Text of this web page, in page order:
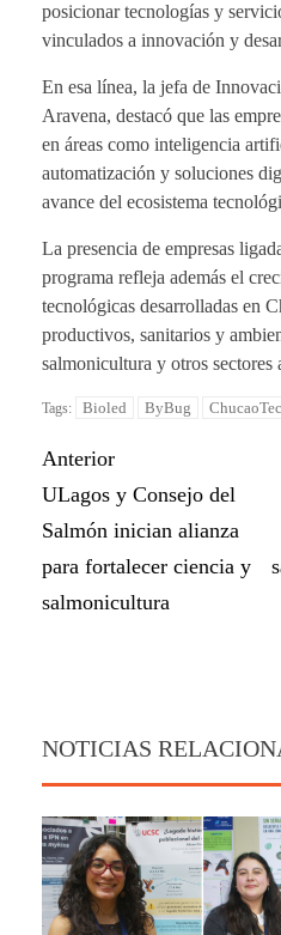
posicionar tecnologías y
vinculados a innovación y
En esa línea, la jefa de
Aravena, destacó que las
en áreas como inteligencia
automatización y soluciones
avance del ecosistema
La presencia de empresas
programa refleja además el
tecnológicas desarrolladas en
productivos, sanitarios y
salmonicultura y otros sectores
Tags: Bioled ByBug
Anterior
ULagos y Consejo del
Salmón inician alianza
para fortalecer ciencia y
salmonicultura
NOTICIAS